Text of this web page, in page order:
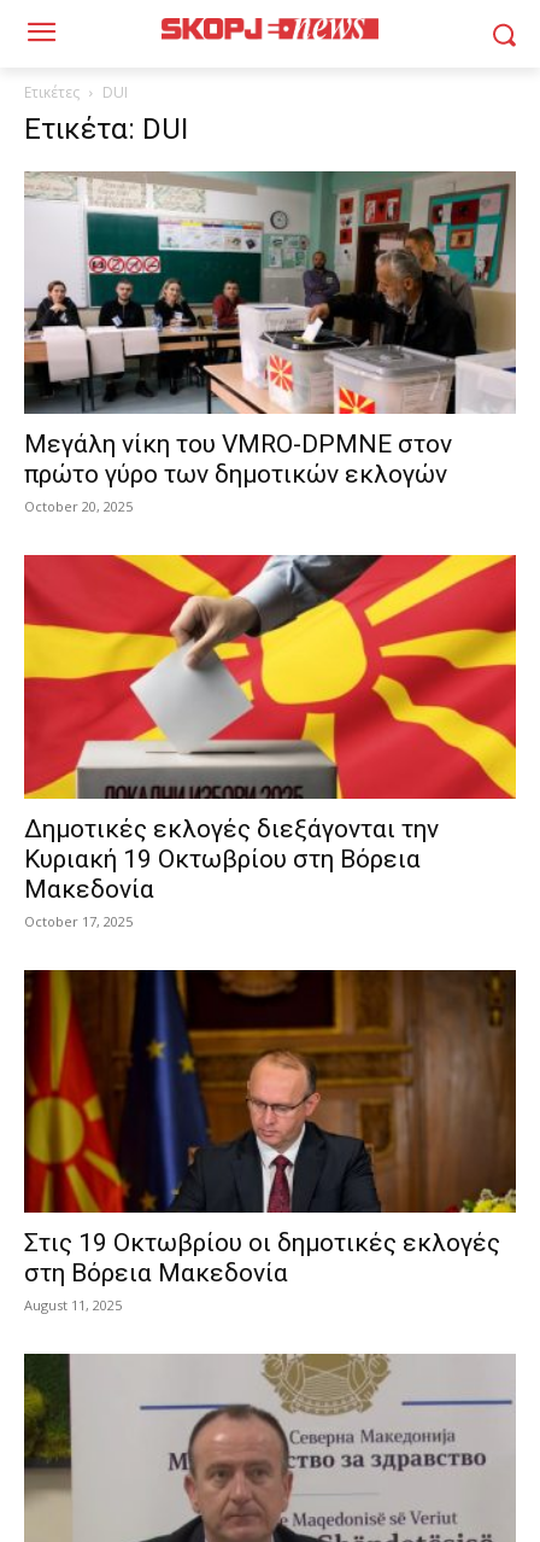
Ετικέτες DUI
Ετικέτα: DUI
Μεγάλη νίκη του VMRO-DPMNE στον
πρώτο γύρο των δημοτικών εκλογών
October 20, 2025
Δημοτικές εκλογές διεξάγονται την
Κυριακή 19 Οκτωβρίου στη Βόρεια
Μακεδονία
October 17, 2025
Στις 19 Οκτωβρίου οι δημοτικές εκλογές
στη Βόρεια Μακεδονία
August 11, 2025